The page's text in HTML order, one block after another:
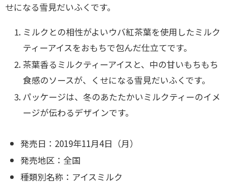
せになる雪見だいふくです。
ミルクとの相性がよいウバ紅茶葉を使用したミルク
ティーアイスをおもちで包んだ仕立てです。
茶葉香るミルクティーアイスと、中の甘いもちもち
食感のソースが、くせになる雪見だいふくです。
パッケージは、冬のあたたかいミルクティーのイメ
ージが伝わるデザインです。
発売日：2019年11月4日（月）
発売地区：全国
種類別名称：アイスミルク